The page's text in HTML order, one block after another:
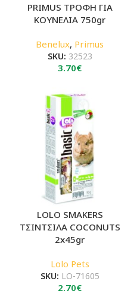
PRIMUS ΤΡΟΦΗ ΓΙΑ
ΚΟΥΝΕΛΙΑ 750gr
Benelux, Primus
SKU: 32523
3.70€
LOLO SMAKERS
ΤΣΙΝΤΣΙΛΑ COCONUTS
2x45gr
Lolo Pets
SKU: LO-71605
2.70€